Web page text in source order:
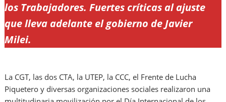
los Trabajadores. Fuertes críticas al ajuste
que lleva adelante el gobierno de Javier
Milei.
La CGT, las dos CTA, la UTEP, la CCC, el Frente de Lucha
Piquetero y diversas organizaciones sociales realizaron una